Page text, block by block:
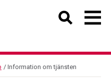
/ Information om tjänsten